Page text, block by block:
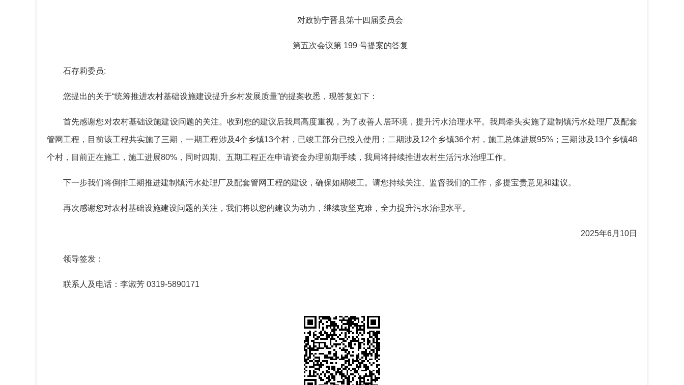
对政协宁晋县第十四届委员会
第五次会议第 199 号提案的答复
石存莉委员:
您提出的关于“统筹推进农村基础设施建设提升乡村发展质量”的提案收悉，现答复如下：
首先感谢您对农村基础设施建设问题的关注。收到您的建议后我局高度重视，为了改善人居环境，提升污水治理水平。我局牵头实施了建制镇污水处理厂及配套
管网工程，目前该工程共实施了三期，一期工程涉及4个乡镇13个村，已竣工部分已投入使用；二期涉及12个乡镇36个村，施工总体进展95%；三期涉及13个乡镇48
个村，目前正在施工，施工进展80%，同时四期、五期工程正在申请资金办理前期手续，我局将持续推进农村生活污水治理工作。
下一步我们将倒排工期推进建制镇污水处理厂及配套管网工程的建设，确保如期竣工。请您持续关注、监督我们的工作，多提宝贵意见和建议。
再次感谢您对农村基础设施建设问题的关注，我们将以您的建议为动力，继续攻坚克难，全力提升污水治理水平。
2025年6月 10日
领导签发：
联系人及电话：李淑芳 0319-5890171